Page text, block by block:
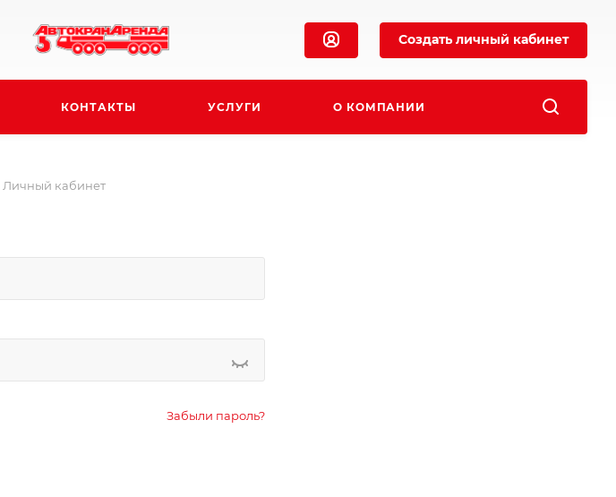
Создать личный кабинет
КОНТАКТЫ УСЛУГИ О КОМПАНИИ
Личный кабинет
Забыли пароль?